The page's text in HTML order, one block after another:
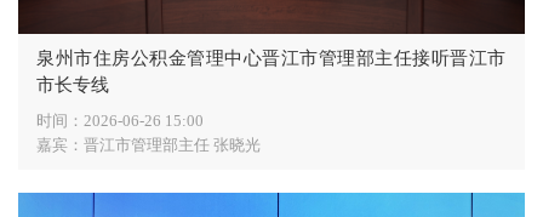
泉州市住房公积金管理中心晋江市管理部主任接听晋江市
市长专线
时间：2026-06-26 15:00
嘉宾：晋江市管理部主任 张晓光